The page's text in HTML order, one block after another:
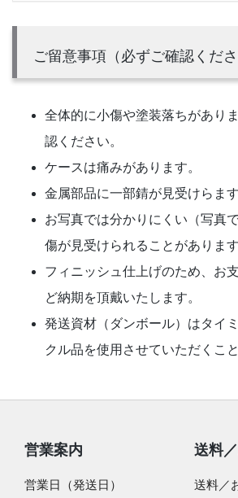
ご留意事項（必ずご確認くださ
全体的に小傷や塗装落ちがあり
認ください。
ケースは痛みがあります。
金属部品に一部錆が見受けらます
お写真では分かりにくい（写真
傷が見受けられることがあります
フィニッシュ仕上げのため、お
ど納期を頂戴いたします。
発送資材（ダンボール）はタイ
クル品を使用させていただくこ
営業案内
営業日（発送日）
送料
送料／